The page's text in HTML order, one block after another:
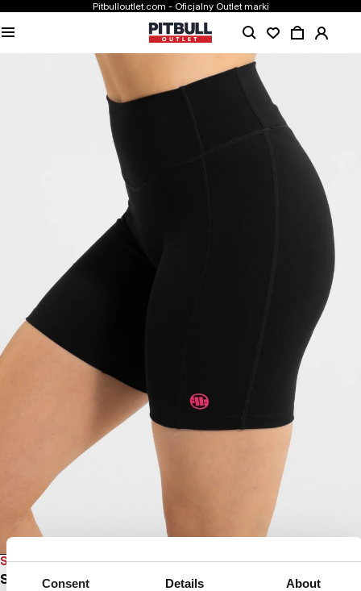
Consent Details About
Pitbulloutlet.com - Oficjalny Outlet marki
SALE
SPODENKI KOMPRESYJNE DAMSKIE AVENIDA